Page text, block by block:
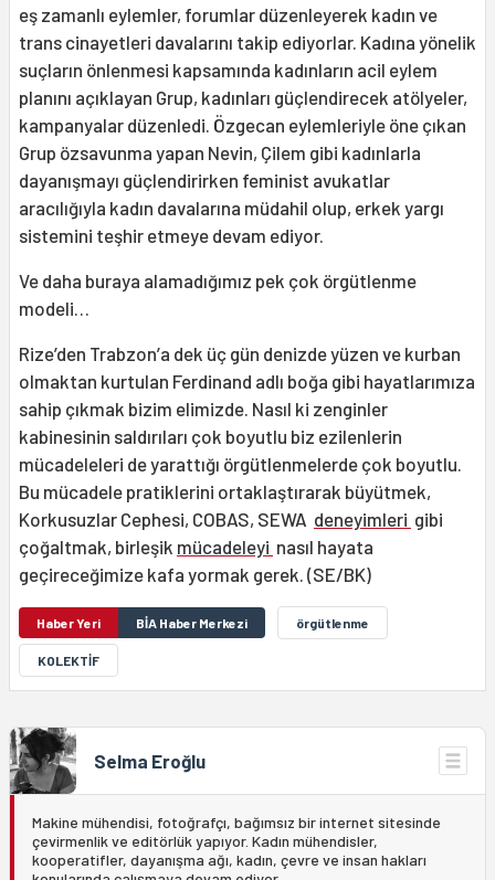
eş zamanlı eylemler, forumlar düzenleyerek kadın ve
trans cinayetleri davalarını takip ediyorlar. Kadına yönelik
suçların önlenmesi kapsamında kadınların acil eylem
planını açıklayan Grup, kadınları güçlendirecek atölyeler,
kampanyalar düzenledi. Özgecan eylemleriyle öne çıkan
Grup özsavunma yapan Nevin, Çilem gibi kadınlarla
dayanışmayı güçlendirirken feminist avukatlar
aracılığıyla kadın davalarına müdahil olup, erkek yargı
sistemini teşhir etmeye devam ediyor.
Ve daha buraya alamadığımız pek çok örgütlenme
modeli…
Rize’den Trabzon’a dek üç gün denizde yüzen ve kurban
olmaktan kurtulan Ferdinand adlı boğa gibi hayatlarımıza
sahip çıkmak bizim elimizde. Nasıl ki zenginler
kabinesinin saldırıları çok boyutlu biz ezilenlerin
mücadeleleri de yarattığı örgütlenmelerde çok boyutlu.
Bu mücadele pratiklerini ortaklaştırarak büyütmek,
Korkusuzlar Cephesi, COBAS, SEWA deneyimleri gibi
çoğaltmak, birleşik mücadeleyi nasıl hayata
geçireceğimize kafa yormak gerek. (SE/BK)
Haber Yeri BİA Haber Merkezi örgütlenme
KOLEKTİF
Selma Eroğlu
Makine mühendisi, fotoğrafçı, bağımsız bir internet sitesinde
çevirmenlik ve editörlük yapıyor. Kadın mühendisler,
kooperatifler, dayanışma ağı, kadın, çevre ve insan hakları